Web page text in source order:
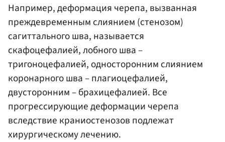
Например, деформация черепа, вызванная
преждевременным слиянием (стенозом)
сагиттального шва, называется
скафоцефалией, лобного шва –
тригоноцефалией, односторонним слиянием
коронарного шва – плагиоцефалией,
двусторонним – брахицефалией. Все
прогрессирующие деформации черепа
вследствие краниостенозов подлежат
хирургическому лечению.